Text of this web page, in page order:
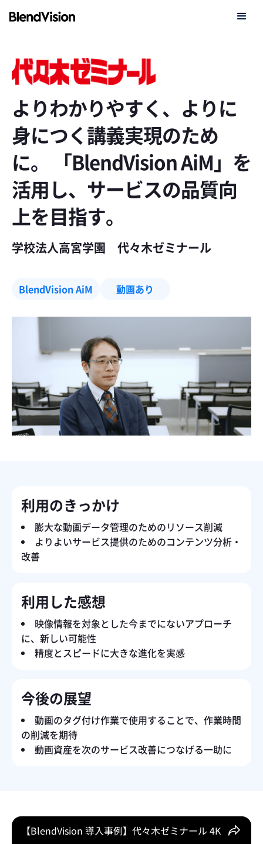
よりわかりやすく、よりに
身につく講義実現のため
に。 「BlendVision AiM」を
活用し、サービスの品質向
上を目指す。
学校法人高宮学園 代々木ゼミナール
BlendVision AiM 動画あり
利用のきっかけ
膨大な動画データ管理のためのリソース削減
よりよいサービス提供のためのコンテンツ分析・
改善
利用した感想
映像情報を対象とした今までにないアプローチ
に、新しい可能性
精度とスピードに大きな進化を実感
今後の展望
動画のタグ付け作業で使用することで、作業時間
の削減を期待
動画資産を次のサービス改善につなげる一助に